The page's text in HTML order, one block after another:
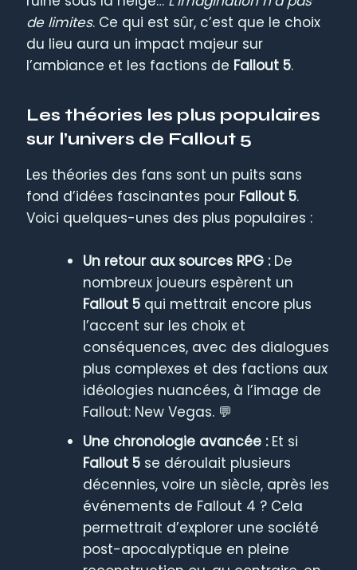
de limites. Ce qui est sûr, c’est que le choix
du lieu aura un impact majeur sur
l’ambiance et les factions de Fallout 5.
Les théories les plus populaires
sur l’univers de Fallout 5
Les théories des fans sont un puits sans
fond d’idées fascinantes pour Fallout 5.
Voici quelques-unes des plus populaires :
Un retour aux sources RPG :De
nombreux joueurs espèrent un
Fallout 5 qui mettrait encore plus
l’accent sur les choix et
conséquences, avec des dialogues
plus complexes et des factions aux
idéologies nuancées, à l’image de
Fallout: New Vegas. 💬
Une chronologie avancée :Et si
Fallout 5 se déroulait plusieurs
décennies, voire un siècle, après les
événements de Fallout 4 ? Cela
permettrait d’explorer une société
post-apocalyptique en pleine